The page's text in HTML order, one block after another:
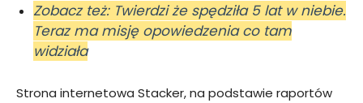
Zobacz też: Twierdzi że spędziła 5 lat w niebie.
Teraz ma misję opowiedzenia co tam
widziała
Strona internetowa Stacker, na podstawie raportów